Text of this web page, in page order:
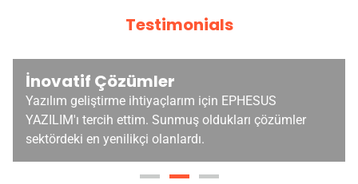
Testimonials
İnovatif Çözümler
Yazılım geliştirme ihtiyaçlarım için EPHESUS
YAZILIM'ı tercih ettim. Sunmuş oldukları çözümler
sektördeki en yenilikçi olanlardı.